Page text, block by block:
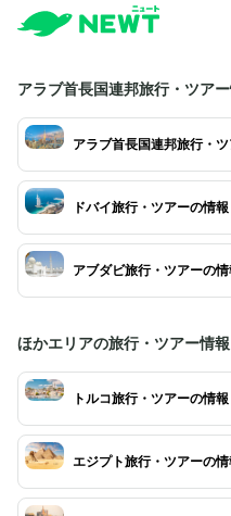
アラブ首長国連邦旅行・ツア
アラブ首長国連邦旅行・
ドバイ旅行・ツアーの情報
アブダビ旅行・ツアーの情
ほかエリアの旅行・ツアー情報
トルコ旅行・ツアーの情報
エジプト旅行・ツアーの情